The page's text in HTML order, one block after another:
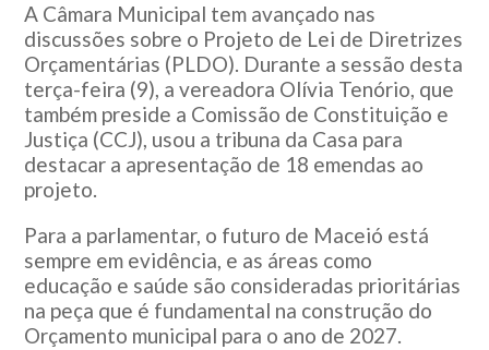
A Câmara Municipal tem avançado nas
discussões sobre o Projeto de Lei de Diretrizes
Orçamentárias (PLDO). Durante a sessão desta
terça-feira (9), a vereadora Olívia Tenório, que
também preside a Comissão de Constituição e
Justiça (CCJ), usou a tribuna da Casa para
destacar a apresentação de 18 emendas ao
projeto.
Para a parlamentar, o futuro de Maceió está
sempre em evidência, e as áreas como
educação e saúde são consideradas prioritárias
na peça que é fundamental na construção do
Orçamento municipal para o ano de 2027.